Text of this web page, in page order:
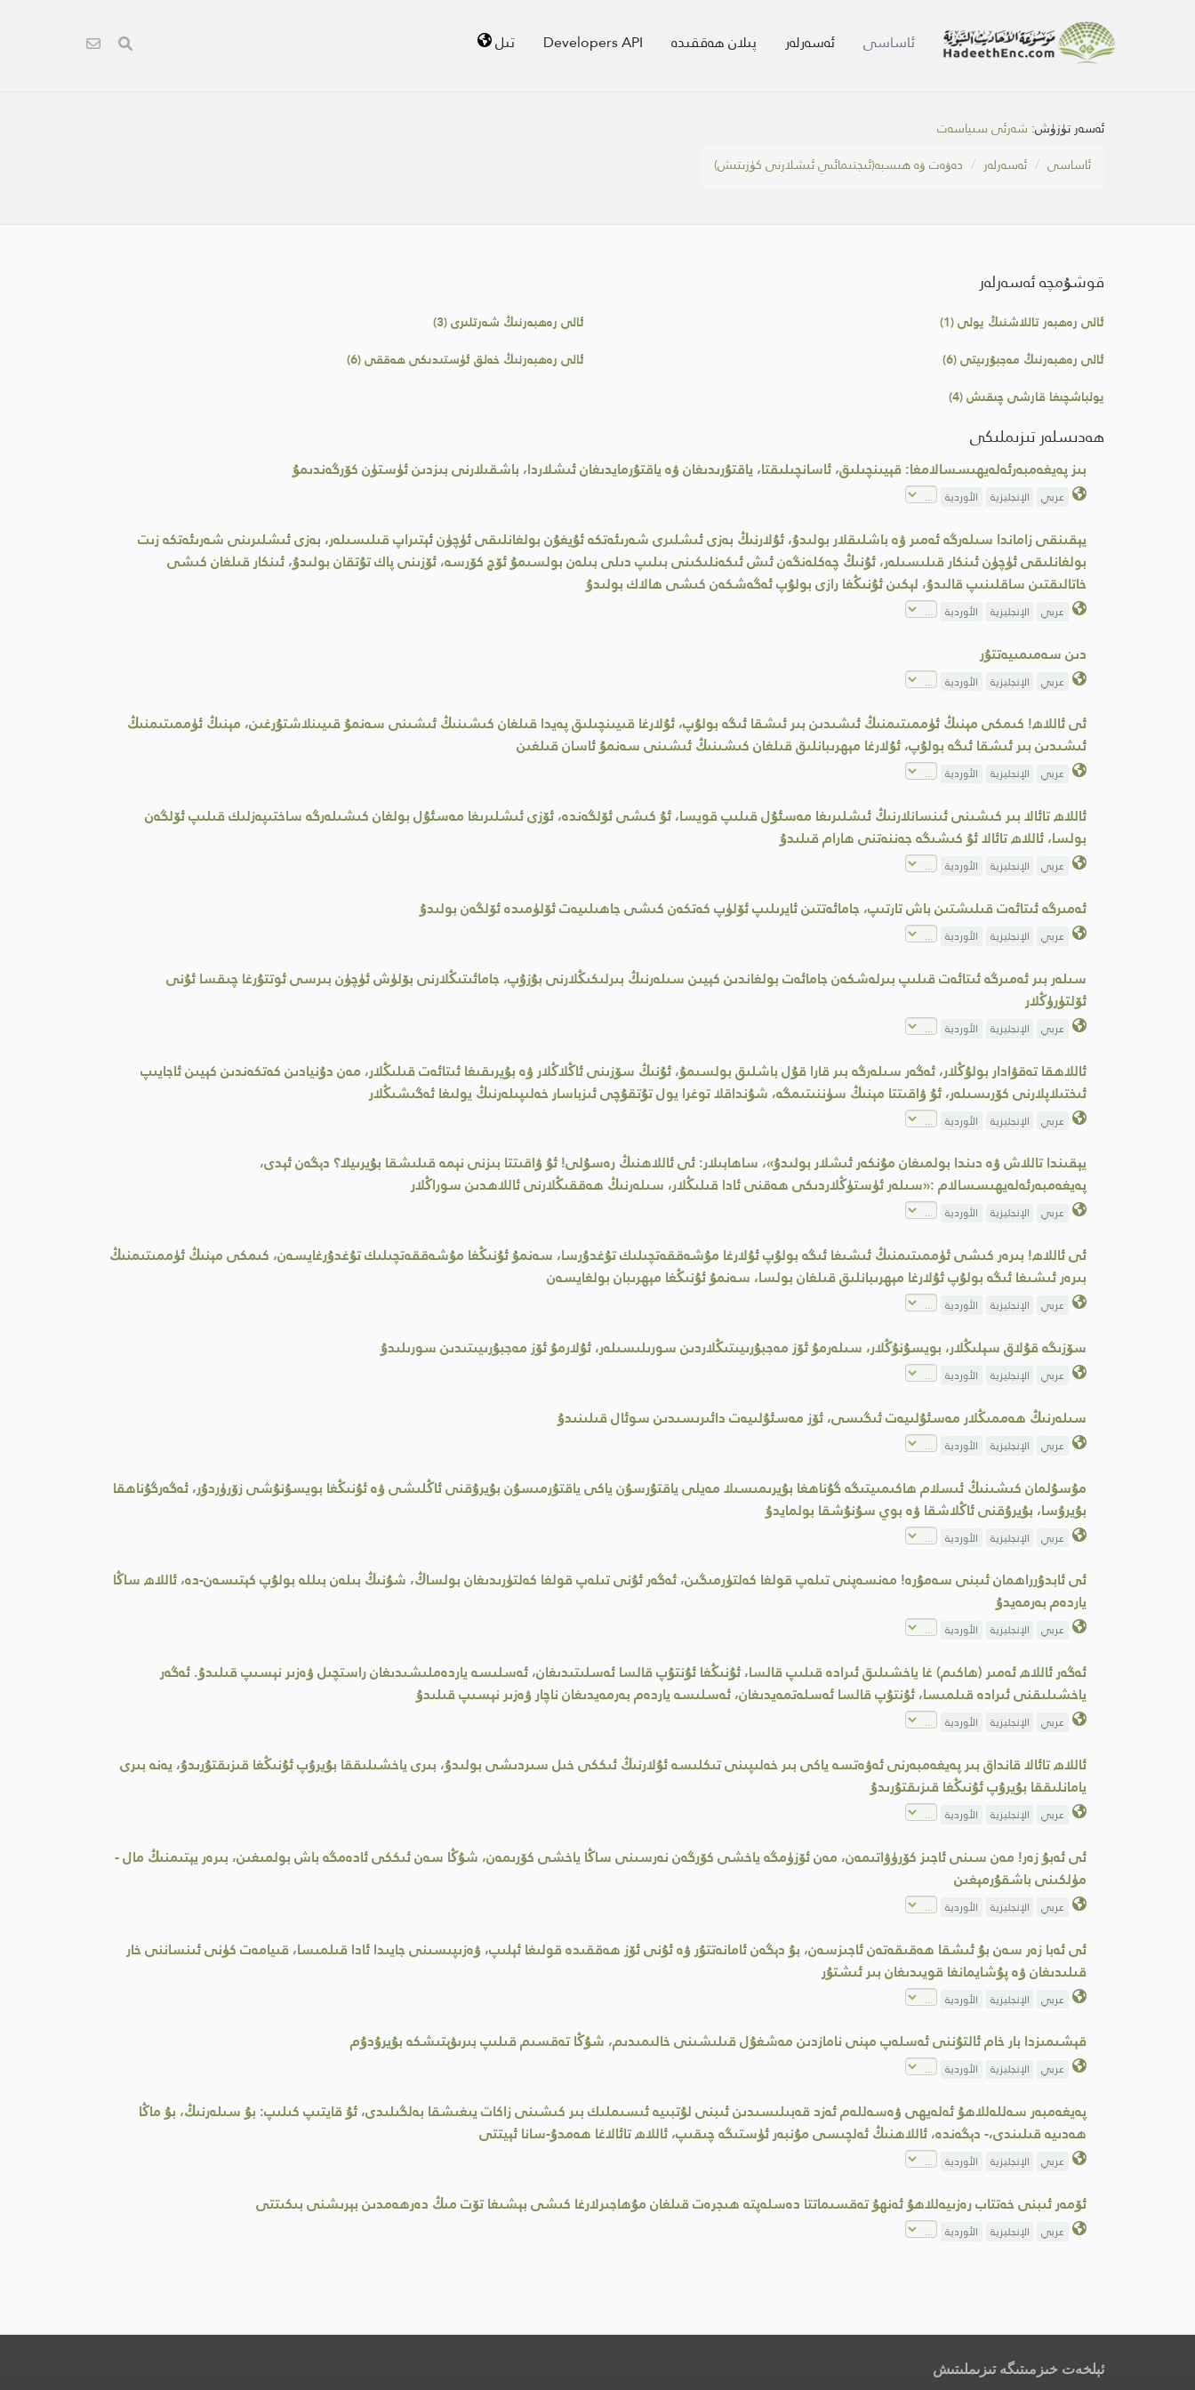
ئاساسى ئەسەرلەر پىلان ھەققىدە Developers API تىل
ئەسەر تۈزۈش: شەرئى سىياسەت
ئاساسى
ئەسەرلەر دەۋەت ۋە ھىسبە(ئىجتىمائىي ئىشلارنى كۈزىتىش)
قوشۇمچە ئەسەرلەر
ئالى رەھبەر تاللاشنىڭ يولى (1)
ئالى رەھبەرنىڭ شەرتلىرى (3)
ئالى رەھبەرنىڭ مەجبۇرىيتى (6)
ئالى رەھبەرنىڭ خەلق ئۈستىدىكى ھەققى (6)
يولباشچىغا قارشى چىقىش (4)
ھەدىسلەر تىزىملىكى
بىز پەيغەمبەرئەلەيھىسسالامغا: قېيىنچىلىق، ئاسانچىلىقتا، ياقتۇرىدىغان ۋە ياقتۇرمايدىغان ئىشلاردا، باشقىلارنى بىزدىن ئۈستۈن كۆرگەندىمۇ
عربي الإنجليزية الأوردية
يېقىنقى زاماندا سىلەرگە ئەمىر ۋە باشلىقلار بولىدۇ، ئۇلارنىڭ بەزى ئىشلىرى شەرىئەتكە ئۇيغۇن بولغانلىقى ئۈچۈن ئېتىراپ قىلىسىلەر، بەزى ئىشلىرىنى شەرىئەتكە زىت
بولغانلىقى ئۈچۈن ئىنكار قىلىسىلەر، ئۇنىڭ چەكلەنگەن ئىش ئىكەنلىكىنى بىلىپ دىلى بىلەن بولسىمۇ ئۆچ كۆرسە، ئۆزىنى پاك تۇتقان بولىدۇ، ئىنكار قىلغان كىشى
خاتالىقتىن ساقلىنىپ قالىدۇ، لېكىن ئۇنىڭغا رازى بولۇپ ئەگەشكەن كىشى ھالاك بولىدۇ
عربي الإنجليزية الأوردية
دىن سەمىمىيەتتۇر
عربي الإنجليزية الأوردية
ئى ئاللاھ! كىمكى مېنىڭ ئۈممىتىمنىڭ ئىشىدىن بىر ئىشقا ئىگە بولۇپ، ئۇلارغا قىيىنچىلىق پەيدا قىلغان كىشىنىڭ ئىشىنى سەنمۇ قىيىنلاشتۇرغىن، مېنىڭ ئۈممىتىمنىڭ
ئىشىدىن بىر ئىشقا ئىگە بولۇپ، ئۇلارغا مېھرىبانلىق قىلغان كىشىنىڭ ئىشىنى سەنمۇ ئاسان قىلغىن
عربي الإنجليزية الأوردية
ئاللاھ تائالا بىر كىشىنى ئىنسانلارنىڭ ئىشلىرىغا مەسئۇل قىلىپ قويسا، ئۇ كىشى ئۆلگەندە، ئۆزى ئىشلىرىغا مەسئۇل بولغان كىشىلەرگە ساختىپەزلىك قىلىپ ئۆلگەن
بولسا، ئاللاھ تائالا ئۇ كىشىگە جەننەتنى ھارام قىلىدۇ
عربي الإنجليزية الأوردية
ئەمىرگە ئىتائەت قىلىشتىن باش تارتىپ، جامائەتتىن ئايرىلىپ ئۆلۈپ كەتكەن كىشى جاھىلىيەت ئۆلۈمىدە ئۆلگەن بولىدۇ
عربي الإنجليزية الأوردية
سىلەر بىر ئەمىرگە ئىتائەت قىلىپ بىرلەشكەن جامائەت بولغاندىن كېيىن سىلەرنىڭ بىرلىكىڭلارنى بۇزۇپ، جامائىتىڭلارنى بۆلۈش ئۈچۈن بىرسى ئوتتۇرغا چىقسا ئۇنى
ئۆلتۈرۈڭلار
عربي الإنجليزية الأوردية
ئاللاھقا تەقۋادار بولۇڭلار، ئەگەر سىلەرگە بىر قارا قۇل باشلىق بولسىمۇ، ئۇنىڭ سۆزىنى ئاڭلاڭلار ۋە بۇيرىقىغا ئىتائەت قىلىڭلار، مەن دۇنيادىن كەتكەندىن كېيىن ئاجايىپ
ئىختىلاپلارنى كۆرىسىلەر، ئۇ ۋاقىتتا مېنىڭ سۈننىتىمگە، شۇنداقلا توغرا يول تۇتقۇچى ئىزباسار خەلىپىلەرنىڭ يولىغا ئەگىشىڭلار
عربي الإنجليزية الأوردية
يېقىندا تاللاش ۋە دىندا بولمىغان مۇنكەر ئىشلار بولىدۇ»، ساھابىلار: ئى ئاللاھنىڭ رەسۇلى! ئۇ ۋاقىتتا بىزنى نېمە قىلىشقا بۇيرىيلا؟ دېگەن ئېدى،
پەيغەمبەرئەلەيھىسسالام :«سىلەر ئۈستۈڭلاردىكى ھەقنى ئادا قىلىڭلار، سىلەرنىڭ ھەققىڭلارنى ئاللاھدىن سوراڭلار
عربي الإنجليزية الأوردية
ئى ئاللاھ! بىرەر كىشى ئۈممىتىمنىڭ ئىشىغا ئىگە بولۇپ ئۇلارغا مۇشەققەتچىلىك تۇغدۇرسا، سەنمۇ ئۇنىڭغا مۇشەققەتچىلىك تۇغدۇرغايسەن، كىمكى مېنىڭ ئۈممىتىمنىڭ
بىرەر ئىشىغا ئىگە بولۇپ ئۇلارغا مېھرىبانلىق قىلغان بولسا، سەنمۇ ئۇنىڭغا مېھرىبان بولغايسەن
عربي الإنجليزية الأوردية
سۆزىگە قۇلاق سېلىڭلار، بويسۇنۇڭلار، سىلەرمۇ ئۆز مەجبۇرىيىتىڭلاردىن سورىلىسىلەر، ئۇلارمۇ ئۆز مەجبۇرىيىتىدىن سورىلىدۇ
عربي الإنجليزية الأوردية
سىلەرنىڭ ھەممىڭلار مەسئۇلىيەت ئىگىسى، ئۆز مەسئۇلىيەت دائىرىسىدىن سوئال قىلىنىدۇ
عربي الإنجليزية الأوردية
مۇسۇلمان كىشىنىڭ ئىسلام ھاكىمىيتىگە گۇناھغا بۇيرىمىسىلا مەيلى ياقتۇرسۇن ياكى ياقتۇرمىسۇن بۇيرۇقنى ئاڭلىشى ۋە ئۇنىڭغا بويسۇنۇشى زۆرۈردۇر، ئەگەرگۇناھقا
بۇيرۇسا، بۇيرۇقنى ئاڭلاشقا ۋە بوي سۇنۇشقا بولمايدۇ
عربي الإنجليزية الأوردية
ئى ئابدۇرراھمان ئىبنى سەمۇرە! مەنسەپنى تىلەپ قولغا كەلتۈرمىگىن، ئەگەر ئۇنى تىلەپ قولغا كەلتۈرىدىغان بولساڭ، شۇنىڭ بىلەن بىللە بولۇپ كېتىسەن-دە، ئاللاھ ساڭا
ياردەم بەرمەيدۇ
عربي الإنجليزية الأوردية
ئەگەر ئاللاھ ئەمىر (ھاكىم) غا ياخشىلىق ئىرادە قىلىپ قالسا، ئۇنىڭغا ئۇنتۇپ قالسا ئەسلىتىدىغان، ئەسلىسە ياردەملىشىدىغان راستچىل ۋەزىر نېسىپ قىلىدۇ. ئەگەر
ياخشىلىقنى ئىرادە قىلمىسا، ئۇنتۇپ قالسا ئەسلەتمەيدىغان، ئەسلىسە ياردەم بەرمەيدىغان ناچار ۋەزىر نېسىپ قىلىدۇ
عربي الإنجليزية الأوردية
ئاللاھ تائالا قانداق بىر پەيغەمبەرنى ئەۋەتسە ياكى بىر خەلىپىنى تىكلىسە ئۇلارنىڭ ئىككى خىل سىردىشى بولىدۇ، بىرى ياخشىلىققا بۇيرۇپ ئۇنىڭغا قىزىقتۇرىدۇ، يەنە بىرى
يامانلىققا بۇيرۇپ ئۇنىڭغا قىزىقتۇرىدۇ
عربي الإنجليزية الأوردية
ئى ئەبۇ زەر! مەن سىنى ئاجىز كۆرۈۋاتىمەن، مەن ئۆزۈمگە ياخشى كۆرگەن نەرسىنى ساڭا ياخشى كۆرىمەن، شۇڭا سەن ئىككى ئادەمگە باش بولمىغىن، بىرەر يېتىمنىڭ مال -
مۈلكىنى باشقۇرمېغىن
عربي الإنجليزية الأوردية
ئى ئەبا زەر سەن بۇ ئىشقا ھەقىقەتەن ئاجىزسەن، بۇ دېگەن ئامانەتتۇر ۋە ئۇنى ئۆز ھەققىدە قولىغا ئېلىپ، ۋەزىپىسىنى جايىدا ئادا قىلمىسا، قىيامەت كۈنى ئىنساننى خار
قىلىدىغان ۋە پۇشايمانغا قويىدىغان بىر ئىشتۇر
عربي الإنجليزية الأوردية
قېشىمىزدا بار خام ئالتۇننى ئەسلەپ مېنى نامازدىن مەشغۇل قىلىشىنى خالىمىدىم، شۇڭا تەقسىم قىلىپ بىرىۋېتىشكە بۇيرۇدۇم
عربي الإنجليزية الأوردية
پەيغەمبەر سەللەللاھۇ ئەلەيھى ۋەسەللەم ئەزد قەبىلىسىدىن ئىبنى لۇتبىيە ئىسىملىك بىر كىشىنى زاكات يىغىشقا بەلگىلىدى، ئۇ قايتىپ كىلىپ: بۇ سىلەرنىڭ، بۇ ماڭا
ھەدىيە قىلىندى،- دېگەندە، ئاللاھنىڭ ئەلچىسى مۇنبەر ئۈستىگە چىقىپ، ئاللاھ تائالاغا ھەمدۇ-سانا ئېيتتى
عربي الإنجليزية الأوردية
ئۆمەر ئىبنى خەتتاب رەزىيەللاھۇ ئەنھۇ تەقسىماتتا دەسلەپتە ھىجرەت قىلغان مۇھاجىرلارغا كىشى بېشىغا تۆت مىڭ دەرھەمدىن بېرىشنى بىكىتتى
عربي الإنجليزية الأوردية
ئېلخەت خىزمىتىگە تىزىملىتىش